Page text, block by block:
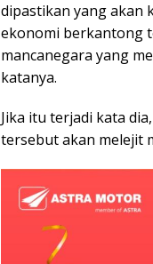
dipastikan yang akan
ekonomi berkantong
mancanegara yang
katanya.
Jika itu terjadi kata
tersebut akan melejit